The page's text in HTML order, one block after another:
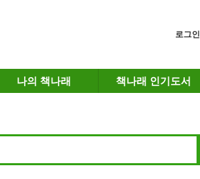
로그인
나의 책나래 책나래 인기도서